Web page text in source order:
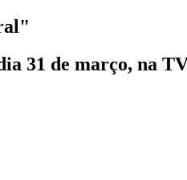
31 de março, na